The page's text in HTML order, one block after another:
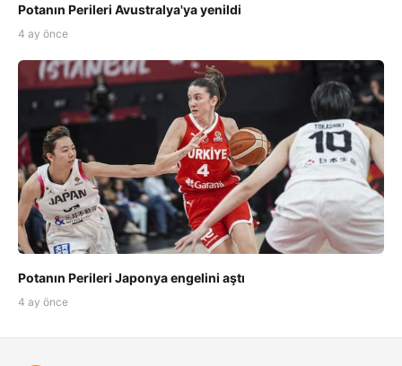
Potanın Perileri Avustralya'ya yenildi
4 ay önce
Potanın Perileri Japonya engelini aştı
4 ay önce